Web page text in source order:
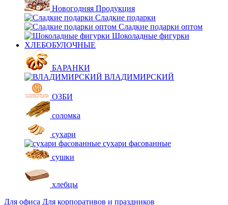
Новогодняя Продукция
Сладкие подарки
Сладкие подарки оптом
Шоколадные фигурки
ХЛЕБОБУЛОЧНЫЕ
БАРАНКИ
ВЛАДИМИРСКИЙ
ОЗБИ
соломка
сухари
сухари фасованные
сушки
хлебцы
Для офиса Для корпоративов и праздников